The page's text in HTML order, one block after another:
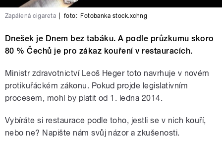
Zapálená cigareta foto: Fotobanka stock.xchng
Dnešek je Dnem bez tabáku. A podle průzkumu skoro
80 % Čechů je pro zákaz kouření v restauracích.
Ministr zdravotnictví Leoš Heger toto navrhuje v novém
protikuřáckém zákonu. Pokud projde legislativním
procesem, mohl by platit od 1. ledna 2014.
Vybíráte si restaurace podle toho, jestli se v nich kouří,
nebo ne? Napište nám svůj názor a zkušenosti.